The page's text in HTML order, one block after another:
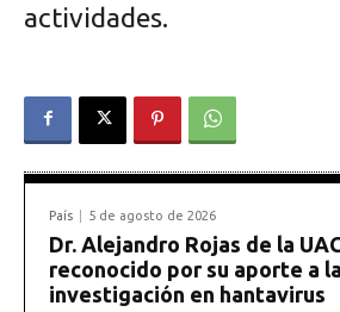
actividades.
País 5 de agosto de 2026
Dr. Alejandro Rojas de la
reconocido por su aporte a la
investigación en hantavirus